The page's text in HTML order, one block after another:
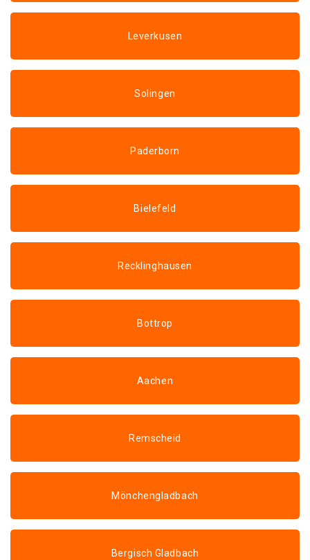
Leverkusen
Solingen
Paderborn
Bielefeld
Recklinghausen
Bottrop
Aachen
Remscheid
Mönchengladbach
Bergisch Gladbach